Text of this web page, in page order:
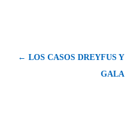
← LOS CASOS DREYFUS Y
GALA